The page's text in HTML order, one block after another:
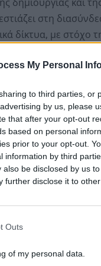
My Personal
to third parties, or
by us, please
that after your opt-out
based on personal
prior to your opt-out.
by third
be disclosed by us
further disclose it to
Outs
of my personal data.
στη
δίκτυα, με στόχο
διεθνών
ως κόμβου για τις
κοινή αυτή
τόπο όπου η
και